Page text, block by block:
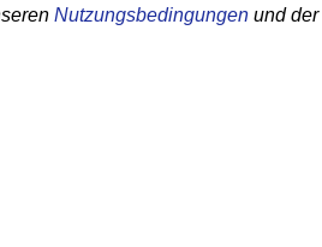
Nutzungsbedingungen und der